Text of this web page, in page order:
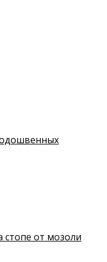
стопе от мозоли